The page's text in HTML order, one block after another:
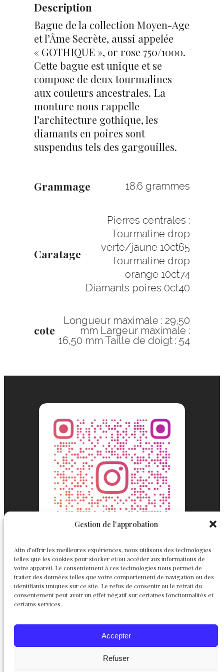
Gestion de l'approbation
Afin d’offrir les meilleures expériences, nous utilisons des technologies
telles que les cookies pour stocker et/ou accéder aux informations de
votre appareil. Le consentement à ces technologies nous permet de
traiter des données telles que votre comportement de navigation ou des
identifiants uniques sur ce site. Le refus de consentir ou le retrait du
consentement peut avoir un effet négatif sur certaines fonctionnalités et
certains services.
Accepter
Refuser
Description
Bague de la collection Moyen-Age
et l’Âme Secrète, aussi appelée
« GOTHIQUE », or rose 750/1000.
Cette bague est unique et se
compose de deux tourmalines
aux couleurs ancestrales. La
monture nous rappelle
l’architecture gothique, les
diamants en poires sont
suspendus tels des gargouilles.
Grammage 18.6 grammes
Caratage
Pierres centrales :
Tourmaline drop
verte/jaune 10ct65
Tourmaline drop
orange 10ct74
Diamants poires 0ct40
cote
Longueur maximale : 29,50
mm Largeur maximale :
16,50 mm Taille de doigt : 54
Englemond
Haute Joaillerie
Personnalisables Instagram
Facebook
X